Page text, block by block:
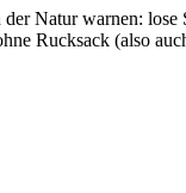
Natur warnen:
Rucksack (also